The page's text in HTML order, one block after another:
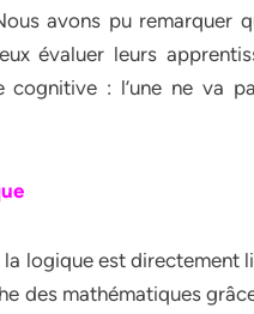
avons pu remarquer
évaluer leurs
cognitive : l’une ne va
la logique est directement
des mathématiques